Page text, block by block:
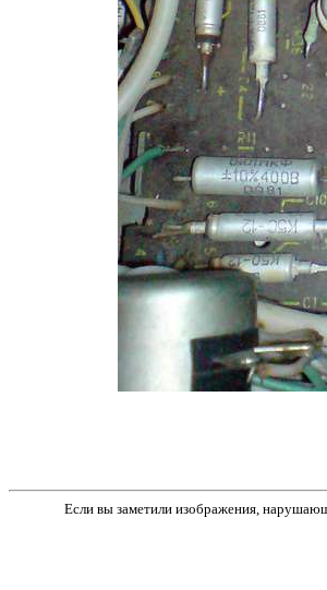
Если вы заметили изображения,